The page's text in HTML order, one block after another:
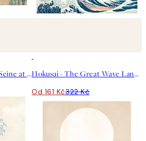
Monet - Sunset on the Seine at Lavacourt, Winter Effect Plakát Hokusai - The Great Wave Landscape Plakát
Od 161 Kč322 Kč